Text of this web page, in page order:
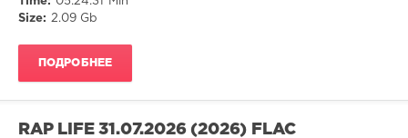
Rock,
Rap,
Size:
2.09 Gb
ПОДРОБНЕЕ
RAP LIFE 31.07.2026 (2026) FLAC